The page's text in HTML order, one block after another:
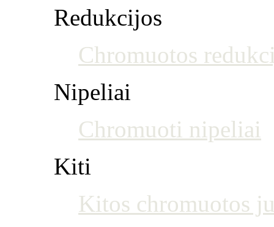
Redukcijos
Chromuotos
Nipeliai
Chromuoti nipeliai
Kiti
Kitos chromuotos